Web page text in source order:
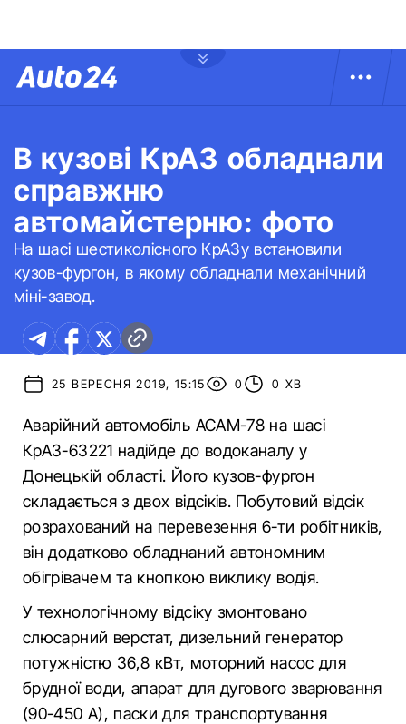
В кузові КрАЗ обладнали
справжню
автомайстерню: фото
На шасі шестиколісного КрАЗу встановили
кузов-фургон, в якому обладнали механічний
міні-завод.
25 ВЕРЕСНЯ 2019, 15:15 0 0 ХВ
Аварійний автомобіль ACAM-78 на шасі
КрАЗ-63221 надійде до водоканалу у
Донецькій області. Його кузов-фургон
складається з двох відсіків. Побутовий відсік
розрахований на перевезення 6-ти робітників,
він додатково обладнаний автономним
обігрівачем та кнопкою виклику водія.
У технологічному відсіку змонтовано
слюсарний верстат, дизельний генератор
потужністю 36,8 кВт, моторний насос для
брудної води, апарат для дугового зварювання
(90-450 А), паски для транспортування